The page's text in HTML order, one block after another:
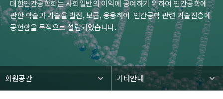
대한인간공학회는 사회일반의 이익에 공여하기 위하여 인간공학에
관한 학술과 기술을 발전, 보급, 응용하여 인간공학 관련 기술진흥에
공헌함을 목적으로 설립되었습니다.
회원공간 기타안내